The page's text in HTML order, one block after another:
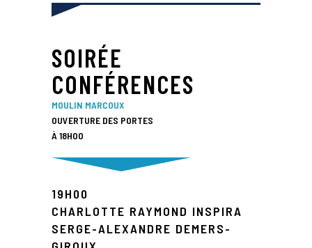
SOIRÉE
CONFÉRENCES
MOULIN MARCOUX
OUVERTURE DES PORTES
À 18H00
19H00
CHARLOTTE RAYMOND INSPIRA
SERGE-ALEXANDRE DEMERS-